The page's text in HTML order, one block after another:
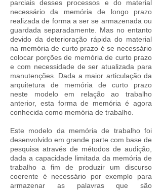
parciais desses processos e do material
necessário da memória de longo prazo
realizada de forma a ser se armazenada ou
guardada separadamente. Mas no entanto
devido da deterioração rápida do material
na memória de curto prazo é se necessário
colocar porções de memória de curto prazo
e com necessidade de ser atualizada para
manutenções. Dada a maior articulação da
arquitetura de memória de curto prazo
neste modelo em relação ao trabalho
anterior, esta forma de memória é agora
conhecida como memória de trabalho.
Este modelo da memória de trabalho foi
desenvolvido em grande parte com base de
pesquisa através de métodos de audição,
dada a capacidade limitada da memória de
trabalho a fim de produzir um discurso
coerente é necessário por exemplo para
armazenar as palavras que são